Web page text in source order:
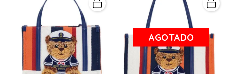
AGOTADO